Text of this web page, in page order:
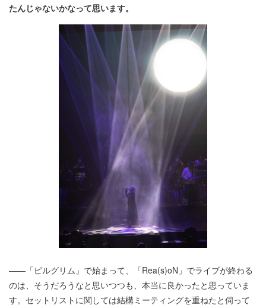
たんじゃないかなって思います。
――「ピルグリム」で始まって、「Rea(s)oN」でライブが終わる
のは、そうだろうなと思いつつも、本当に良かったと思っていま
す。セットリストに関しては結構ミーティングを重ねたと伺って